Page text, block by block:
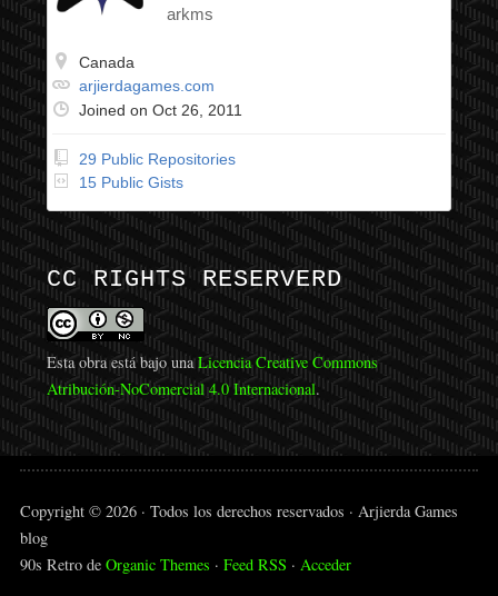
arkms
Canada
arjierdagames.com
Joined on Oct 26, 2011
29 Public Repositories
15 Public Gists
CC RIGHTS RESERVERD
Esta obra está bajo unaLicencia Creative Commons
Atribución-NoComercial 4.0 Internacional.
Copyright © 2026 · Todos los derechos reservados · Arjierda Games
blog
90s Retro de Organic Themes · Feed RSS · Acceder